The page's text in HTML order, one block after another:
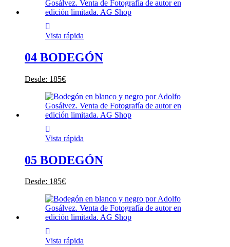
Vista rápida
04 BODEGÓN
Desde: 185€
Vista rápida
05 BODEGÓN
Desde: 185€
Vista rápida